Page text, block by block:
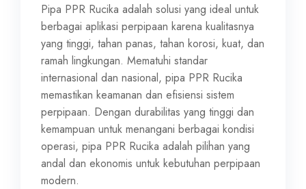
Pipa PPR Rucika adalah solusi yang ideal untuk
berbagai aplikasi perpipaan karena kualitasnya
yang tinggi, tahan panas, tahan korosi, kuat, dan
ramah lingkungan. Mematuhi standar
internasional dan nasional, pipa PPR Rucika
memastikan keamanan dan efisiensi sistem
perpipaan. Dengan durabilitas yang tinggi dan
kemampuan untuk menangani berbagai kondisi
operasi, pipa PPR Rucika adalah pilihan yang
andal dan ekonomis untuk kebutuhan perpipaan
modern.